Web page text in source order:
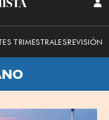
TRIMESTRALESREVISIÓN